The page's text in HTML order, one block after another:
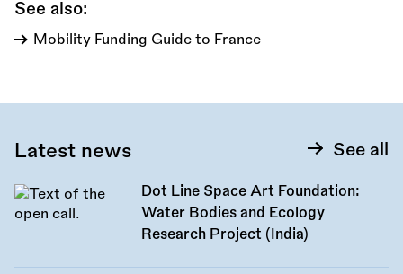
See also:
Mobility Funding Guide to France
Latest news See all
Dot Line Space Art Foundation:
Water Bodies and Ecology
Research Project (India)